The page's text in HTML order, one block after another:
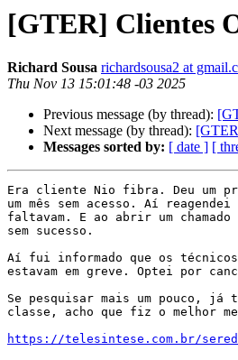
[GTER] Clientes
Richard Sousa richardsousa2 at
Thu Nov 13 15:01:48 -03 2025
Previous message (by thread):
Next message (by thread):
Messages sorted by: [ date ] [
Era cliente Nio fibra. Deu um
um mês sem acesso. Aí
faltavam. E ao abrir um
sem sucesso.
Aí fui informado que os
estavam em greve. Optei por
Se pesquisar mais um pouco,
classe, acho que fiz o melhor
https://telesintese.com.br/